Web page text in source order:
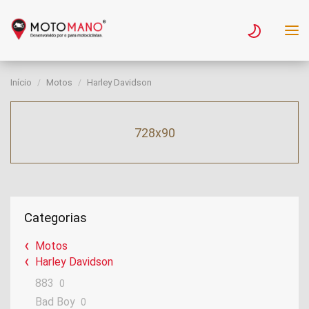
Início Motos Harley Davidson
728x90
Categorias
Motos
Harley Davidson
883
0
Bad Boy 0